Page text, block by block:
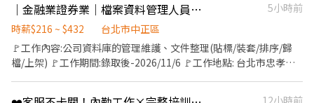
內外部溝通協調，保有學習彈性 時間：10:00-19:00（排班制） 💰
薪資：38K/月 . 📝 【蝦皮廣告行政工讀生】 #長期 內容：1.開立委
刊單與製作完成信 2.各版位入稿與檢查 3.核對歸檔與成效數據整理
要求：1.熟悉基本文書行政流程及工具（Google試算
表/Excel/PPT） 2.細心且善於溝通協調 3.態度積極主動，具責任感
4.可接受重複性高的工作內容 時間：至少配合排班3-5天（5天為
佳），出勤時間為09:30-18:30 💰 薪資：時薪 196元 . 🐾 【寵物品類
松菸文創園區裡面近國父紀念館站8分鐘 (固定班 免輪班) #限高中畢
業以上 #英文不錯或有服務業一年以上經驗者優 (入職前三-四週皆
應徵⭐️不收取任何費用⭐️立即上工 ☎️連絡電話：0958-597-712 小映
或ID詢問zxcv001728 留下姓名電話 截圖詢問我唷
助 ✨ 其他主管交辦行政事項 ⏰ 上班時間 週一至週五 08:50－17:30
✔️ 見紅休 ✔️ 週休二日 ✔️ 固定日班 📍 工作地點 台北市中正區忠孝西
路一段50號2樓 🎁 福利 💰 薪資 31,000元（含伙食津貼） 🧧 端午禮
金 2,000 元 🧧 中秋禮金 2,000 元 🎉 年終獎金（一個月，依在職比
例發放） 💡 適合喜歡行政文書、資料整理、辦公室工作的你！ 有行
｜金融業證券業｜檔案資料管理人員#忠孝新生站
5小時前
時薪$216 ~ $432
台北市中正區
🚩工作內容:公司資料庫的管理維護、文件整理(貼標/裝套/排序/歸
檔/上架) 🚩工作期間:錄取後-2026/11/6 🚩工作地點: 台北市忠孝東
12小時前